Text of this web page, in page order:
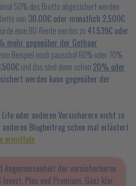
50% des Brutto abgesichert werden
von 30.00€ oder monatlich 2.500€
eine BU-Rente von bis zu 41.539€ oder
mehr gegenüber der Gothaer
Beispiel noch pauschal 60% oder 70%
und das sind denn schon 20% oder
werden kann gegenüber der
oder anderen Versicherern nicht zu
Blogbeitrag schon mal erläutert
ermitteln
Angemessenheit der versicherbaren
Plus und Premium. Ganz klar,